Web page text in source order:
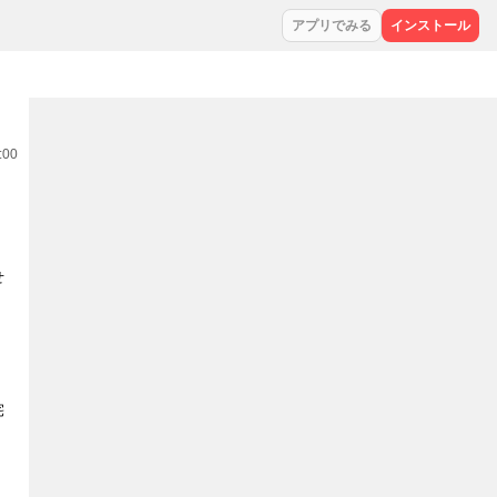
アプリでみる インストール